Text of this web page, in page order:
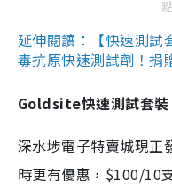
延伸閱讀：【快速測試
毒抗原快速測試劑！捐
Goldsite快速測試套裝
深水埗電子特賣城現
時更有優惠，$100/10